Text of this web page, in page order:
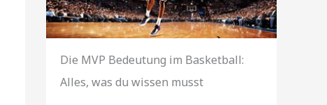
Die MVP Bedeutung im Basketball:
Alles, was du wissen musst